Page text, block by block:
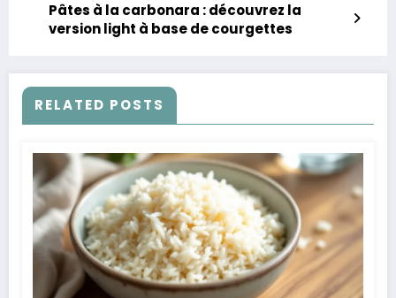
Pâtes à la carbonara : découvrez la
version light à base de courgettes
RELATED POSTS